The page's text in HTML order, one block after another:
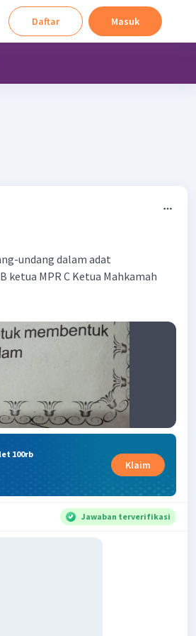
Daftar Masuk
undang dalam adat
ketua MPR C Ketua Mahkamah
100rb
Klaim
Jawaban terverifikasi